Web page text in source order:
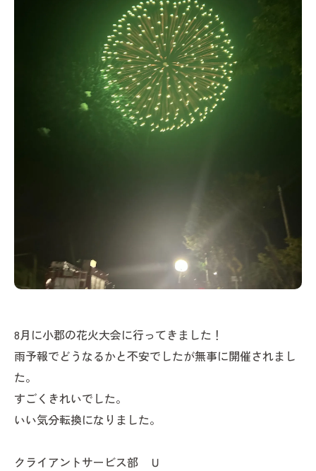
8月に小郡の花火大会に行ってきました！
雨予報でどうなるかと不安でしたが無事に開催されまし
た。
すごくきれいでした。
いい気分転換になりました。
クライアントサービス部 Ｕ